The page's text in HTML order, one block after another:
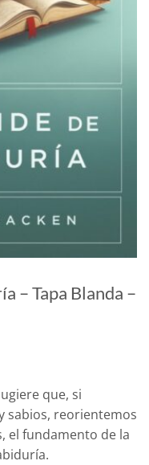
– Tapa Blanda –
que, si
sabios, reorientemos
el fundamento de la